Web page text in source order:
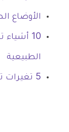
الأوضاع
10
الطبيعية
5 تغيرات تطرأ على جسدك بعد الولادة